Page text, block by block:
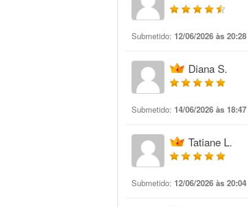
Submetido: 12/06/2026 às 20:28
Diana S.
Submetido: 14/06/2026 às 18:47
Tatiane L.
Submetido: 12/06/2026 às 20:04